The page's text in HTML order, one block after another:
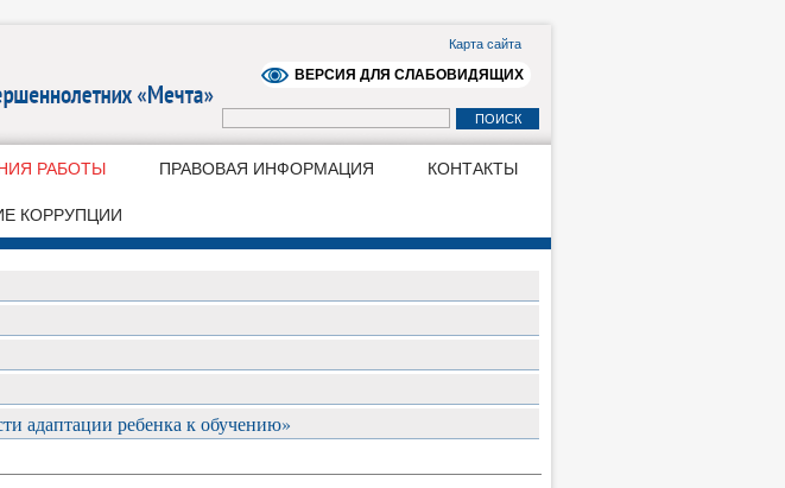
Карта сайта
ВЕРСИЯ ДЛЯ СЛАБОВИДЯЩИХ
РАБОТЫ ПРАВОВАЯ ИНФОРМАЦИЯ КОНТАКТЫ
КОРРУПЦИИ
адаптации ребенка к обучению»